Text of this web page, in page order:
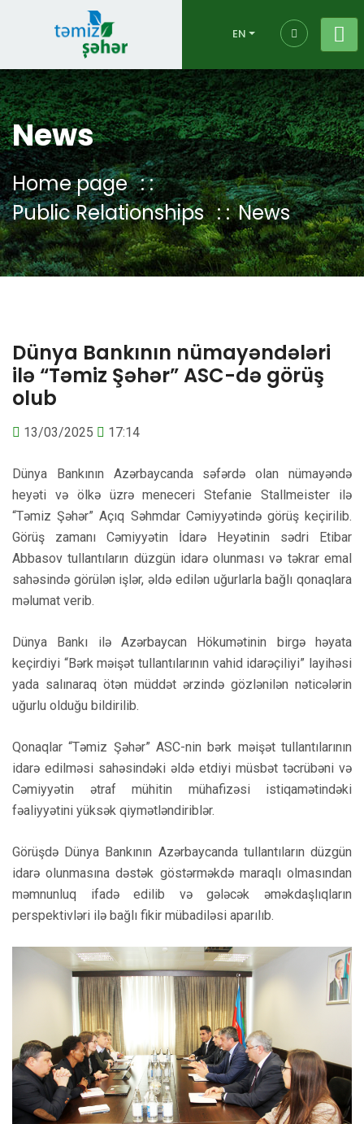
EN
News
Home page
Public Relationships
News
Dünya Bankının nümayəndələri
ilə “Təmiz Şəhər” ASC-də görüş
olub
13/03/2025 17:14
Dünya Bankının Azərbaycanda səfərdə olan nümayəndə
heyəti və ölkə üzrə meneceri Stefanie Stallmeister ilə
“Təmiz Şəhər” Açıq Səhmdar Cəmiyyətində görüş keçirilib.
Görüş zamanı Cəmiyyətin İdarə Heyətinin sədri Etibar
Abbasov tullantıların düzgün idarə olunması və təkrar emal
sahəsində görülən işlər, əldə edilən uğurlarla bağlı qonaqlara
məlumat verib.
Dünya Bankı ilə Azərbaycan Hökumətinin birgə həyata
keçirdiyi “Bərk məişət tullantılarının vahid idarəçiliyi” layihəsi
yada salınaraq ötən müddət ərzində gözlənilən nəticələrin
uğurlu olduğu bildirilib.
Qonaqlar “Təmiz Şəhər” ASC-nin bərk məişət tullantılarının
idarə edilməsi sahəsindəki əldə etdiyi müsbət təcrübəni və
Cəmiyyətin ətraf mühitin mühafizəsi istiqamətindəki
fəaliyyətini yüksək qiymətləndiriblər.
Görüşdə Dünya Bankının Azərbaycanda tullantıların düzgün
idarə olunmasına dəstək göstərməkdə maraqlı olmasından
məmnunluq ifadə edilib və gələcək əməkdaşlıqların
perspektivləri ilə bağlı fikir mübadiləsi aparılıb.